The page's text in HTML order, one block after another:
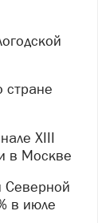
в Москве
в июле